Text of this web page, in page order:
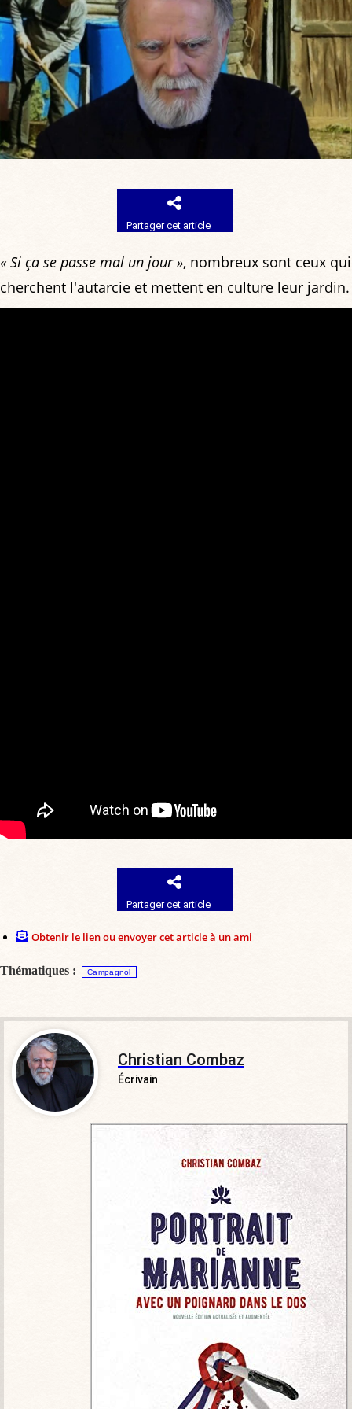
Partager cet article
« Si ça se passe mal un jour », nombreux sont ceux qui
cherchent l'autarcie et mettent en culture leur jardin.
Partager cet article
Obtenir le lien ou envoyer cet article à un ami
Thématiques : Campagnol
Christian Combaz
Écrivain